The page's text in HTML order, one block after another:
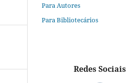
Para Autores
Para Bibliotecários
Redes Sociais